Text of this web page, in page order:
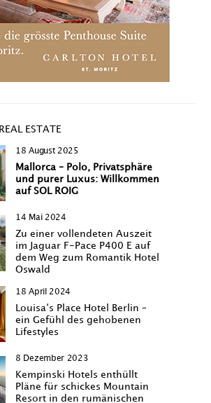
ESTATE
18 August 2025
Mallorca – Polo, Privatsphäre
und purer Luxus: Willkommen
auf SOL ROIG
14 Mai 2024
Zu einer vollendeten Auszeit
im Jaguar F-Pace P400 E auf
dem Weg zum Romantik Hotel
Oswald
18 April 2024
Louisa‘s Place Hotel Berlin –
ein Gefühl des gehobenen
Lifestyles
8 Dezember 2023
Kempinski Hotels enthüllt
Pläne für schickes Mountain
Resort in den rumänischen